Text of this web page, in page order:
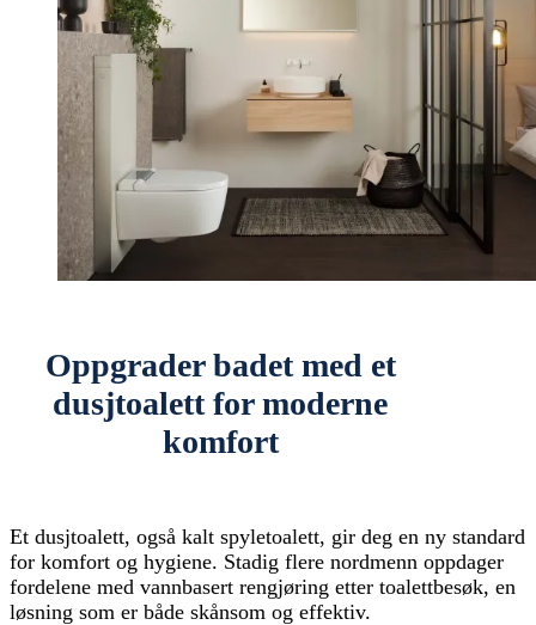
Oppgrader badet med et
dusjtoalett for moderne
komfort
Et dusjtoalett, også kalt spyletoalett, gir deg en ny standard
for komfort og hygiene. Stadig flere nordmenn oppdager
fordelene med vannbasert rengjøring etter toalettbesøk, en
løsning som er både skånsom og effektiv.